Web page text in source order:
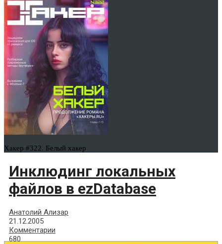
Хакер #322. Белый хакер
Инклюдинг локальных
файлов в ezDatabase
Анатолий Ализар
21.12.2005
Комментарии
680